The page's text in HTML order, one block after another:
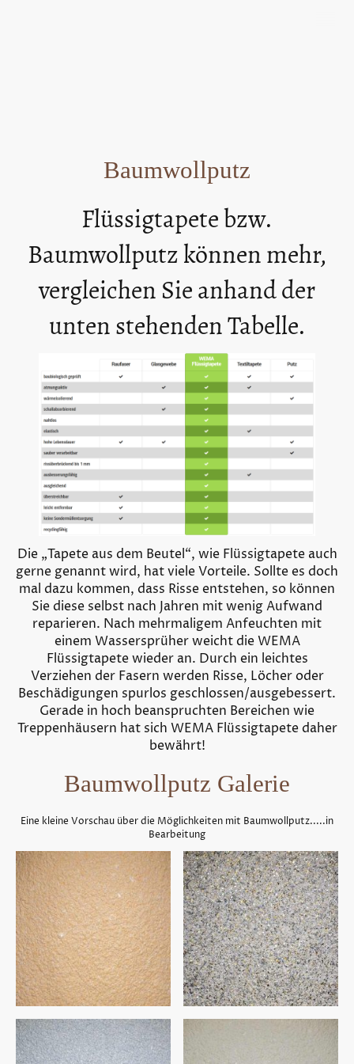
Baumwollputz
Flüssigtapete bzw.
Baumwollputz können mehr,
vergleichen Sie anhand der
unten stehenden Tabelle.
Die „Tapete aus dem Beutel“, wie Flüssigtapete auch
gerne genannt wird, hat viele Vorteile. Sollte es doch
mal dazu kommen, dass Risse entstehen, so können
Sie diese selbst nach Jahren mit wenig Aufwand
reparieren. Nach mehrmaligem Anfeuchten mit
einem Wassersprüher weicht die WEMA
Flüssigtapete wieder an. Durch ein leichtes
Verziehen der Fasern werden Risse, Löcher oder
Beschädigungen spurlos geschlossen/ausgebessert.
Gerade in hoch beanspruchten Bereichen wie
Treppenhäusern hat sich WEMA Flüssigtapete daher
bewährt!
Baumwollputz Galerie
Eine kleine Vorschau über die Möglichkeiten mit Baumwollputz.....in
Bearbeitung